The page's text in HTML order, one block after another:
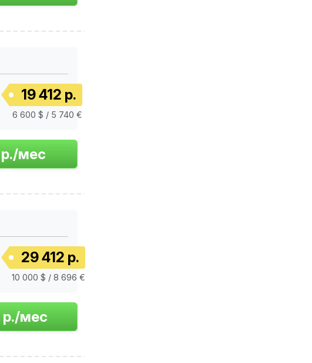
19 412 р.
6 600 $ / 5 740 €
29 412 р.
10 000 $ / 8 696 €